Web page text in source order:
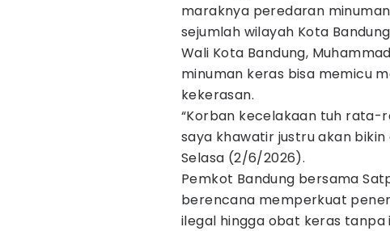
maraknya peredaran
sejumlah wilayah Kota
Wali Kota Bandung,
minuman keras bisa memicu
kekerasan.
“Korban kecelakaan tuh rata-
saya khawatir justru akan
Selasa (2/6/2026).
Pemkot Bandung bersama
berencana memperkuat
ilegal hingga obat keras tanpa